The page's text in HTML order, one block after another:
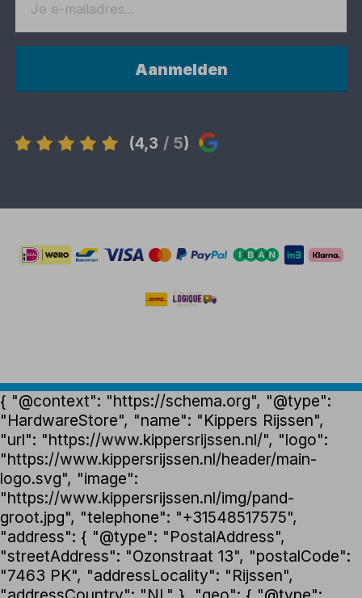
Aanmelden
(4,3 / 5)
{ "@context": "https://schema.org", "@type":
"HardwareStore", "name": "Kippers Rijssen",
"url": "https://www.kippersrijssen.nl/", "logo":
"https://www.kippersrijssen.nl/header/main-
logo.svg", "image":
"https://www.kippersrijssen.nl/img/pand-
groot.jpg", "telephone": "+31548517575",
"address": { "@type": "PostalAddress",
"streetAddress": "Ozonstraat 13", "postalCode":
"7463 PK", "addressLocality": "Rijssen",